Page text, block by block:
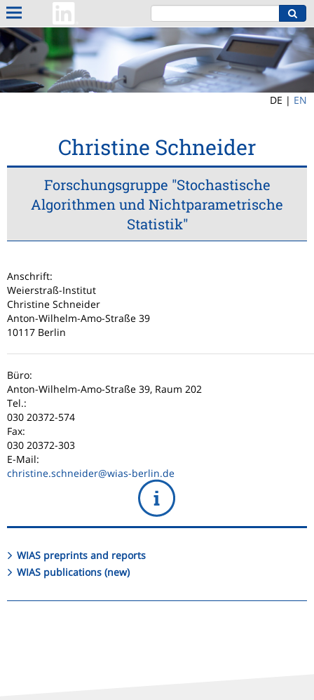
DE | EN
Christine Schneider
Forschungsgruppe "Stochastische
Algorithmen und Nichtparametrische
Statistik"
Anschrift:
Weierstraß-Institut
Christine Schneider
Anton-Wilhelm-Amo-Straße 39
10117 Berlin
Büro:
Anton-Wilhelm-Amo-Straße 39, Raum 202
Tel.:
030 20372-574
Fax:
030 20372-303
E-Mail:
christine.schneider@wias-berlin.de
WIAS preprints and reports
WIAS publications (new)